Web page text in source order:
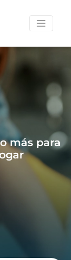
más para